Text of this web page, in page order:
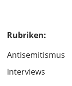
Rubriken:
Antisemitismus
Interviews